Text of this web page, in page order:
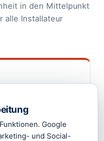
in den Mittelpunkt
alle Installateur
mit höchster
Google
und Social-